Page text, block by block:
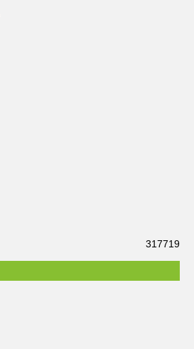
317719